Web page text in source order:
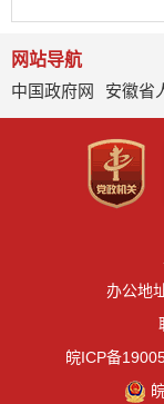
网站导航
中国政府网
安徽省
办公地
皖ICP备